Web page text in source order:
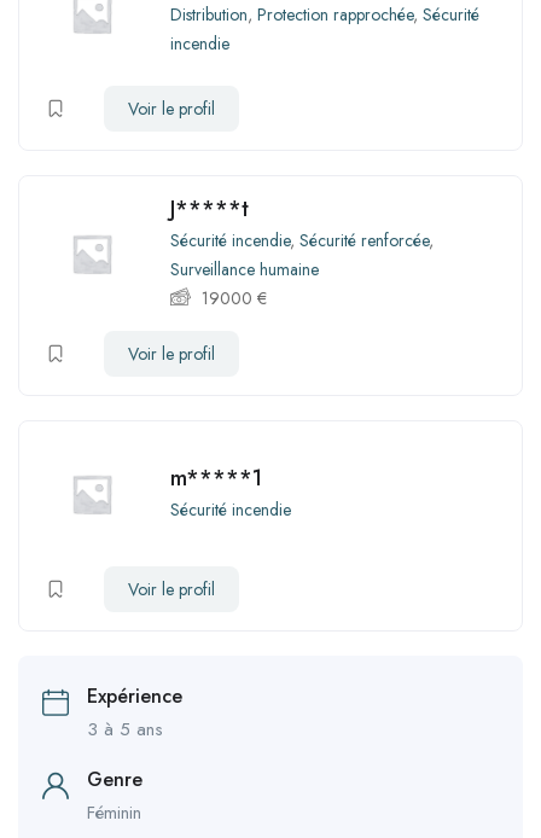
Distribution, Protection rapprochée, Sécurité
incendie
Voir le profil
J*****t
Sécurité incendie, Sécurité renforcée,
Surveillance humaine
19000 €
Voir le profil
m*****1
Sécurité incendie
Voir le profil
Expérience
3 à 5 ans
Genre
Féminin